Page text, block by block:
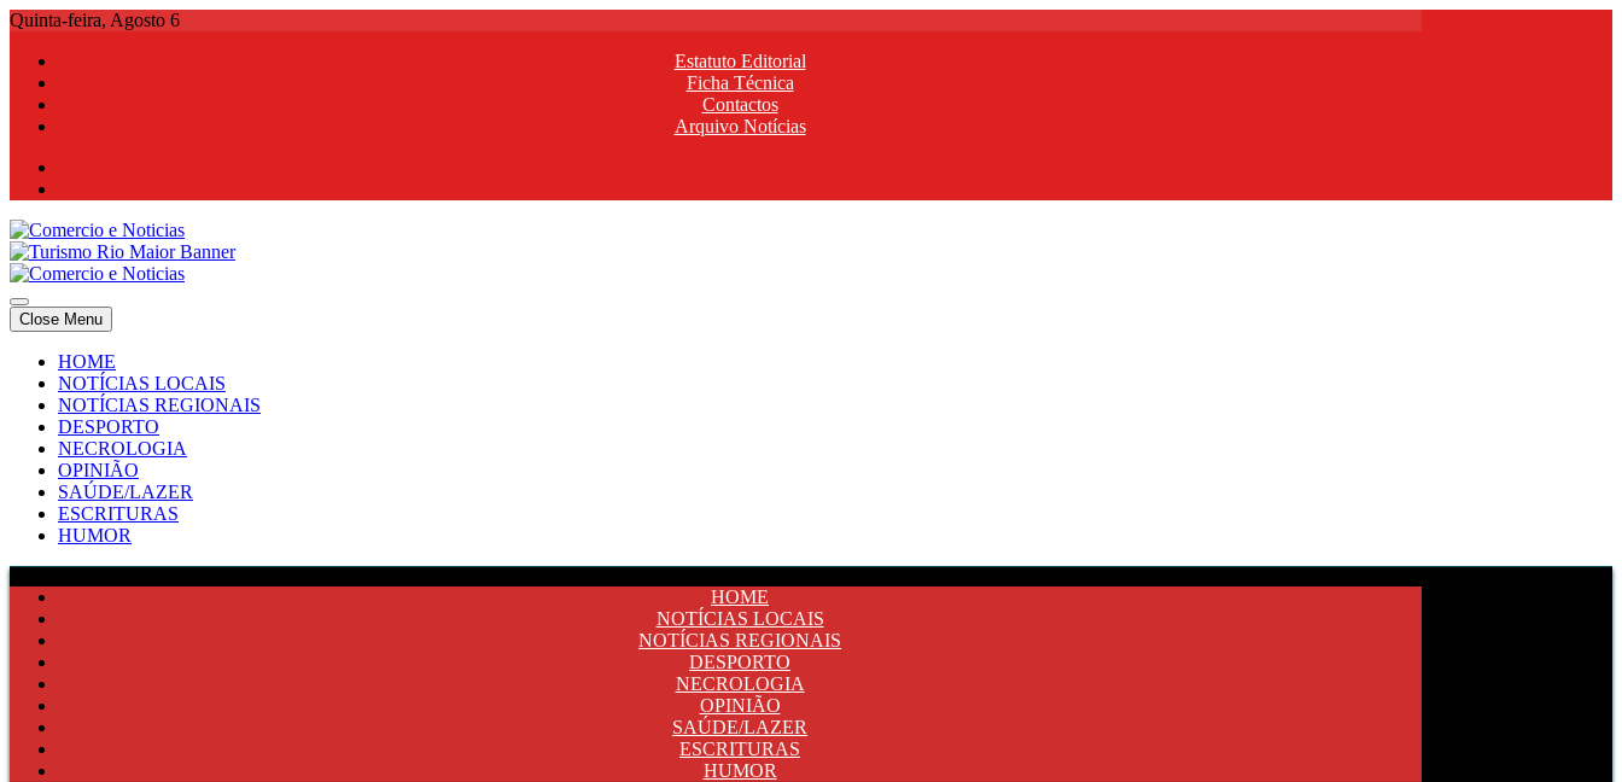
Skip
content
Quinta-feira, Agosto 6
Estatuto Editorial
Ficha Técnica
Contactos
Arquivo Notícias
Comercio e Noticias
Notícias e Publicidade Online
Comercio e Noticias
Notícias e Publicidade Online
Close Menu
HOME
NOTÍCIAS LOCAIS
NOTÍCIAS REGIONAIS
DESPORTO
NECROLOGIA
OPINIÃO
SAÚDE/LAZER
ESCRITURAS
HUMOR
HOME
NOTÍCIAS LOCAIS
NOTÍCIAS REGIONAIS
DESPORTO
NECROLOGIA
OPINIÃO
SAÚDE/LAZER
ESCRITURAS
HUMOR